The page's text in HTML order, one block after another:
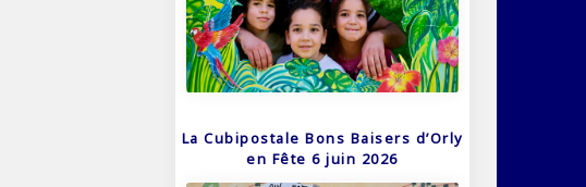
La Cubipostale Bons Baisers d’Orly
en Fête 6 juin 2026